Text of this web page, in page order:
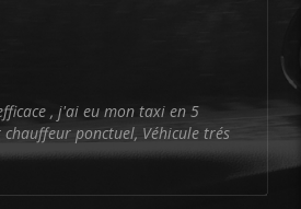
, j'ai eu mon taxi en 5
ponctuel, Véhicule trés